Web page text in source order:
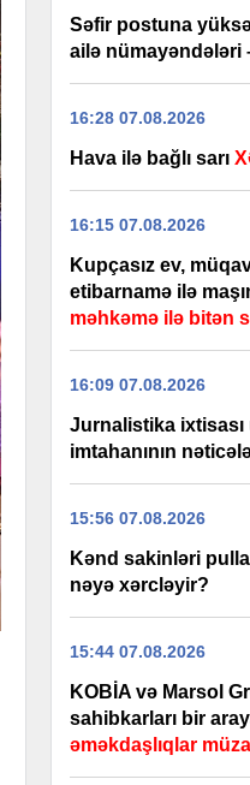
Səfir postuna
ailə nümayəndələri
16:28 07.08.2026
Hava ilə bağlı sarı
16:15 07.08.2026
Kupçasız ev,
etibarnamə ilə
məhkəmə ilə bitən
16:09 07.08.2026
Jurnalistika
imtahanının
15:56 07.08.2026
Kənd sakinləri
nəyə xərcləyir?
15:44 07.08.2026
KOBİA və Marsol
sahibkarları bir
əməkdaşlıqlar